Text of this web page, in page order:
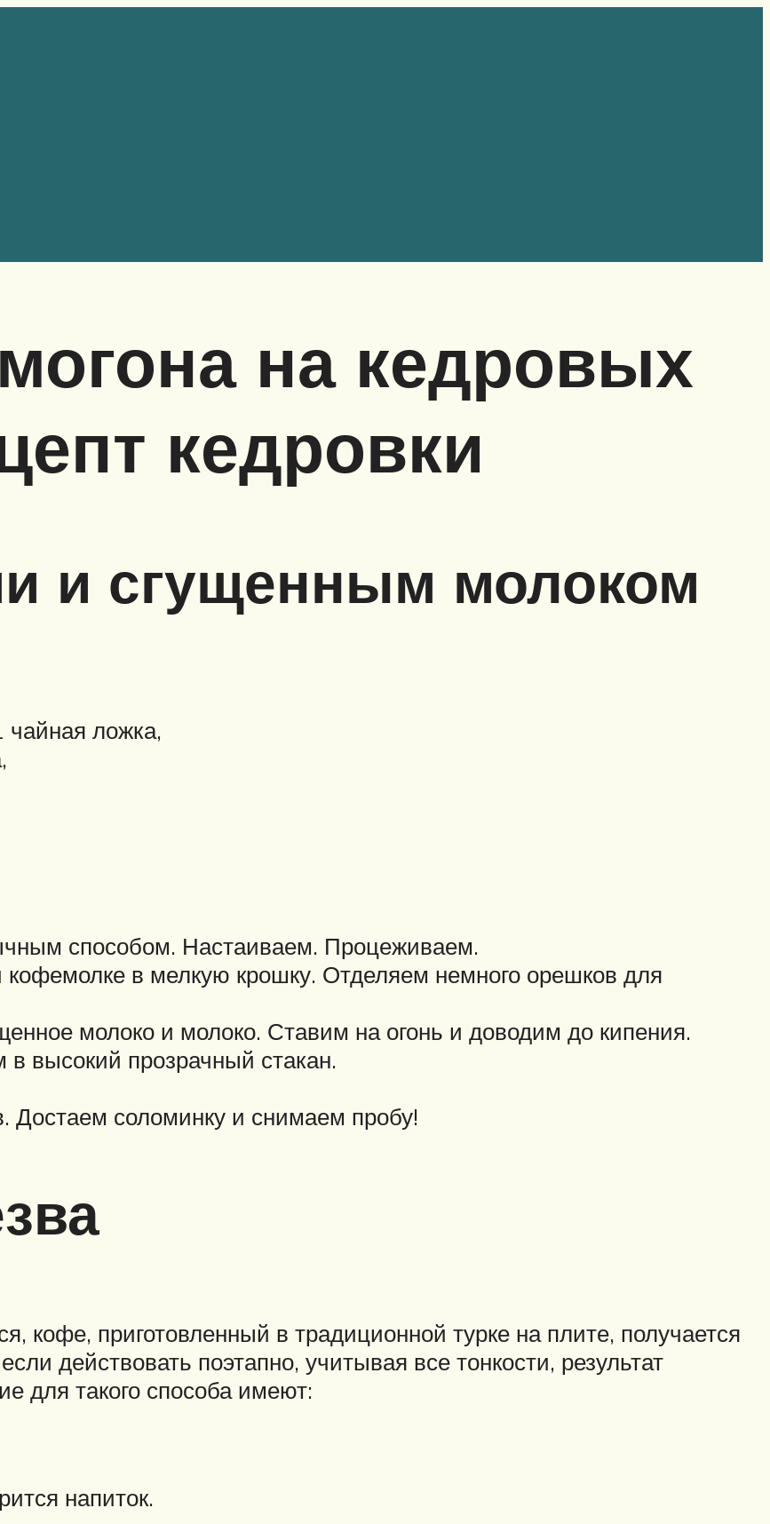
на кедровых
кедровки
и сгущенным молоком
чайная ложка,
способом. Настаиваем. Процеживаем.
в мелкую крошку. Отделяем немного орешков для
молоко и молоко. Ставим на огонь и доводим до кипения.
высокий прозрачный стакан.
Достаем соломинку и снимаем пробу!
приготовленный в традиционной турке на плите, получается
действовать поэтапно, учитывая все тонкости, результат
для такого способа имеют:
напиток.